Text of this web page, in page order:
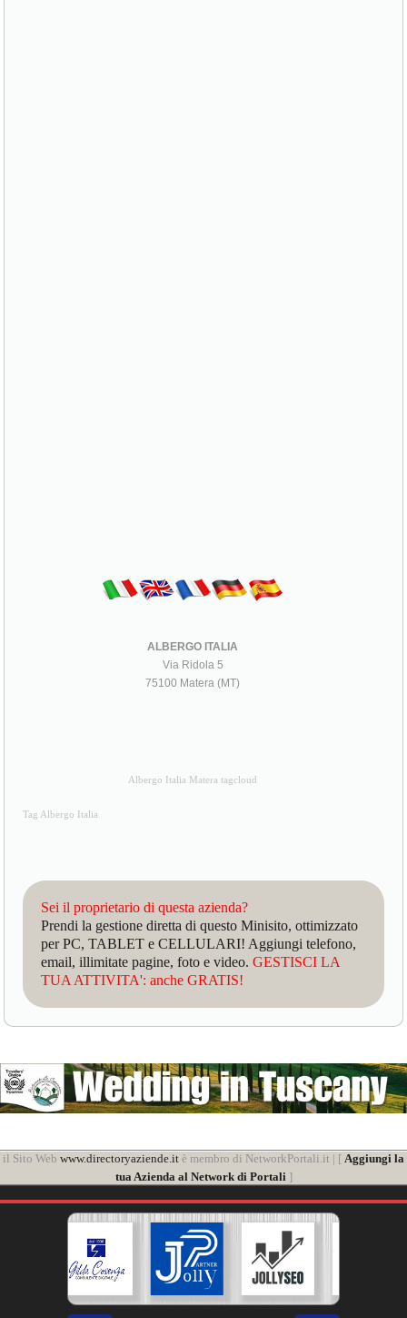
ALBERGO ITALIA
Via Ridola 5
75100 Matera (MT)
Albergo Italia Matera tagcloud
Tag Albergo Italia
Sei il proprietario di questa azienda?
Prendi la gestione diretta di questo Minisito, ottimizzato
per PC, TABLET e CELLULARI! Aggiungi telefono,
email, illimitate pagine, foto e video.GESTISCI LA
TUA ATTIVITA': anche GRATIS!
il Sito Web www.directoryaziende.it è membro di NetworkPortali.it | [ Aggiungi la
tua Azienda al Network di Portali]